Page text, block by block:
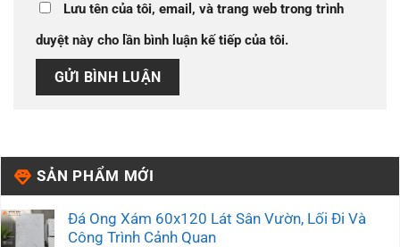
SẢN PHẨM MỚI
Đá Ong Xám 60x120 Lát Sân Vườn, Lối Đi Và
Công Trình Cảnh Quan
Lưu tên của tôi, email, và trang web trong trình
duyệt này cho lần bình luận kế tiếp của tôi.